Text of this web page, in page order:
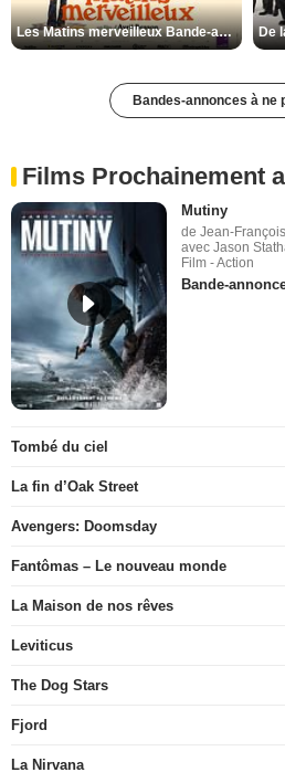
Les Matins merveilleux Bande-annonce VF
Bandes-annonces à ne
Films Prochainement
Mutiny
de Jean-
avec Jason
Film - Action
Bande-
Tombé du ciel
La fin d’Oak Street
Avengers: Doomsday
Fantômas – Le nouveau monde
La Maison de nos rêves
Leviticus
The Dog Stars
Fjord
La Nirvana